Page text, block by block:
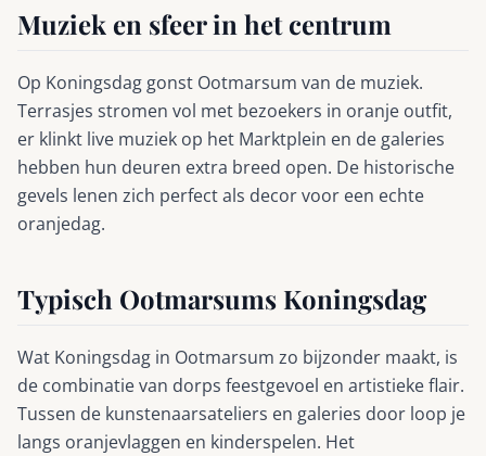
Muziek en sfeer in het centrum
Op Koningsdag gonst Ootmarsum van de muziek.
Terrasjes stromen vol met bezoekers in oranje outfit,
er klinkt live muziek op het Marktplein en de galeries
hebben hun deuren extra breed open. De historische
gevels lenen zich perfect als decor voor een echte
oranjedag.
Typisch Ootmarsums Koningsdag
Wat Koningsdag in Ootmarsum zo bijzonder maakt, is
de combinatie van dorps feestgevoel en artistieke flair.
Tussen de kunstenaarsateliers en galeries door loop je
langs oranjevlaggen en kinderspelen. Het